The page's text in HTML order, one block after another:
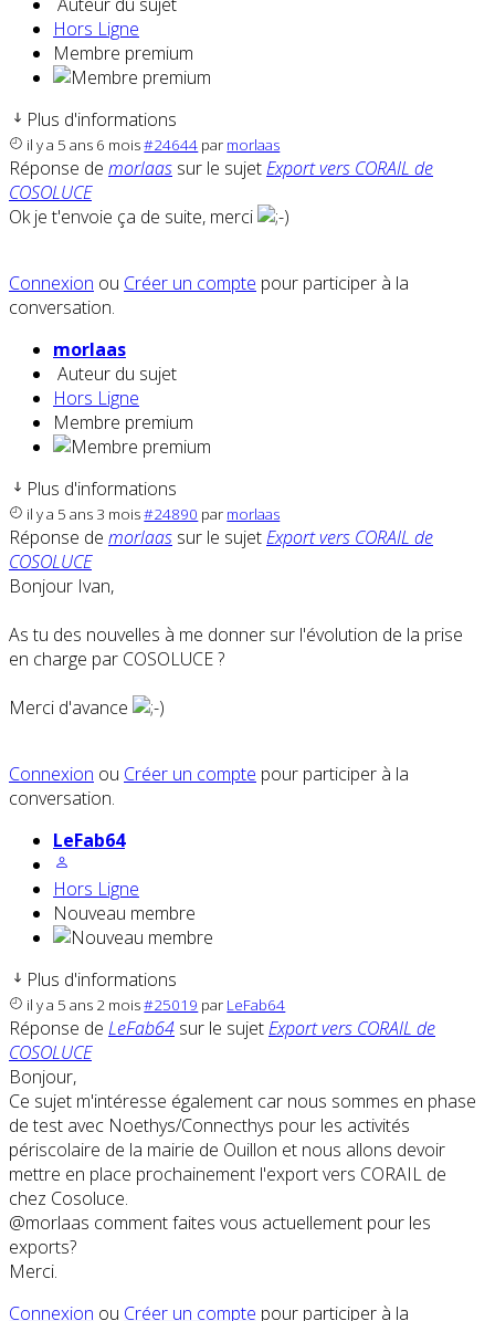
Hors Ligne
Membre premium
Plus d'informations
il y a 5 ans 6 mois#24644 par morlaas
Réponse de morlaas sur le sujetExport vers CORAIL de
COSOLUCE
Ok je t'envoie ça de suite, merci
Connexion ou Créer un compte pour participer à la
conversation.
morlaas
Auteur du sujet
Hors Ligne
Membre premium
Plus d'informations
il y a 5 ans 3 mois#24890 par morlaas
Réponse de morlaas sur le sujetExport vers CORAIL de
COSOLUCE
Bonjour Ivan,
As tu des nouvelles à me donner sur l'évolution de la prise
en charge par COSOLUCE ?
Merci d'avance
Connexion ou Créer un compte pour participer à la
conversation.
LeFab64
Hors Ligne
Nouveau membre
Plus d'informations
il y a 5 ans 2 mois#25019 par LeFab64
Réponse de LeFab64 sur le sujetExport vers CORAIL de
COSOLUCE
Bonjour,
Ce sujet m'intéresse également car nous sommes en phase
de test avec Noethys/Connecthys pour les activités
périscolaire de la mairie de Ouillon et nous allons devoir
mettre en place prochainement l'export vers CORAIL de
chez Cosoluce.
@morlaas comment faites vous actuellement pour les
exports?
Merci.
Connexion ou Créer un compte pour participer à la